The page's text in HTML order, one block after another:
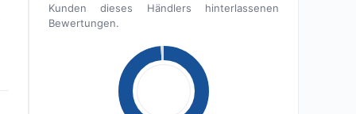
Kunden dieses Händlers hinterlassenen
Bewertungen.